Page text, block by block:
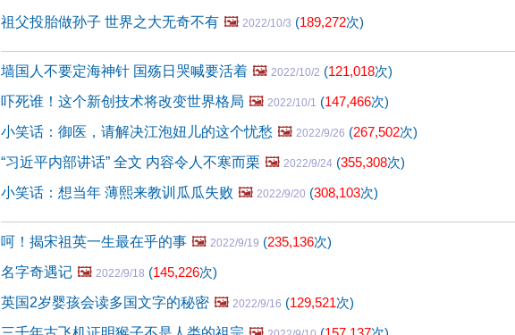
祖父投胎做孙子 世界之大无奇不有 🖼️ 2022/10/3 (189,272次)
墙国人不要定海神针 国殇日哭喊要活着 🖼️ 2022/10/2 (121,018次)
吓死谁！这个新创技术将改变世界格局 🖼️ 2022/10/1 (147,466次)
小笑话：御医，请解决江泡妞儿的这个忧愁 🖼️ 2022/9/26 (267,502次)
“习近平内部讲话” 全文 内容令人不寒而栗 🖼️ 2022/9/24 (355,308次)
小笑话：想当年 薄熙来教训瓜瓜失败 🖼️ 2022/9/20 (308,103次)
呵！揭宋祖英一生最在乎的事 🖼️ 2022/9/19 (235,136次)
名字奇遇记 🖼️ 2022/9/18 (145,226次)
英国2岁婴孩会读多国文字的秘密 🖼️ 2022/9/16 (129,521次)